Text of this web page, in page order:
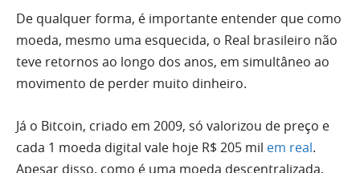
De qualquer forma, é importante entender que como
moeda, mesmo uma esquecida, o Real brasileiro não
teve retornos ao longo dos anos, em simultâneo ao
movimento de perder muito dinheiro.
Já o Bitcoin, criado em 2009, só valorizou de preço e
cada 1 moeda digital vale hoje R$ 205 mil em real.
Apesar disso, como é uma moeda descentralizada,